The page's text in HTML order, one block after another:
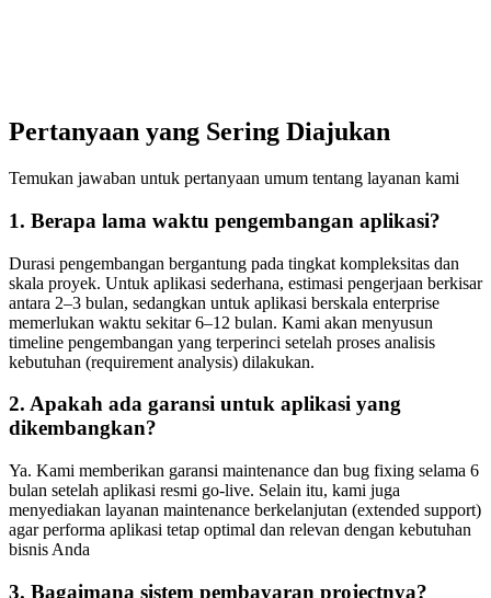
Pertanyaan yang Sering Diajukan
Temukan jawaban untuk pertanyaan umum tentang layanan kami
1. Berapa lama waktu pengembangan aplikasi?
Durasi pengembangan bergantung pada tingkat kompleksitas dan
skala proyek. Untuk aplikasi sederhana, estimasi pengerjaan berkisar
antara 2–3 bulan, sedangkan untuk aplikasi berskala enterprise
memerlukan waktu sekitar 6–12 bulan. Kami akan menyusun
timeline pengembangan yang terperinci setelah proses analisis
kebutuhan (requirement analysis) dilakukan.
2. Apakah ada garansi untuk aplikasi yang
dikembangkan?
Ya. Kami memberikan garansi maintenance dan bug fixing selama 6
bulan setelah aplikasi resmi go-live. Selain itu, kami juga
menyediakan layanan maintenance berkelanjutan (extended support)
agar performa aplikasi tetap optimal dan relevan dengan kebutuhan
bisnis Anda
3. Bagaimana sistem pembayaran projectnya?